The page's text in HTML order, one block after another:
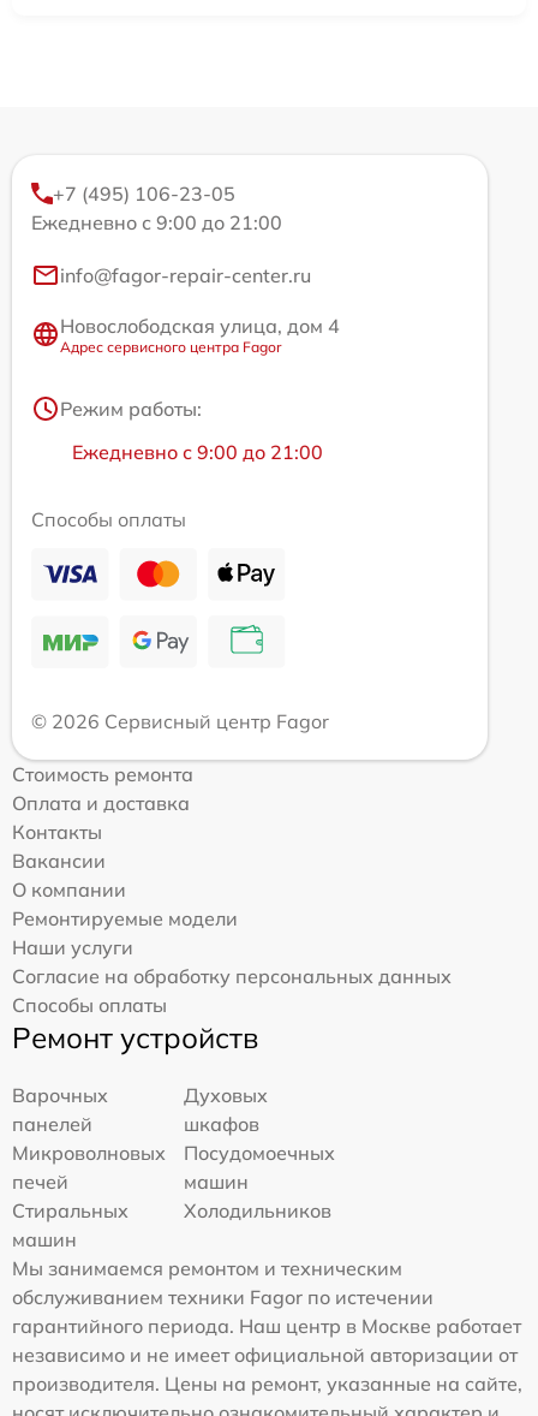
+7 (495) 106-23-05
Ежедневно с 9:00 до 21:00
info@fagor-repair-center.ru
Новослободская улица, дом 4
Адрес сервисного центра Fagor
Режим работы:
Ежедневно с 9:00 до 21:00
Способы оплаты
© 2026 Сервисный центр Fagor
Стоимость ремонта
Оплата и доставка
Контакты
Вакансии
О компании
Ремонтируемые модели
Наши услуги
Согласие на обработку персональных данных
Способы оплаты
Ремонт устройств
Варочных
панелей
Духовых
шкафов
Микроволновых
печей
Посудомоечных
машин
Стиральных
машин
Холодильников
Мы занимаемся ремонтом и техническим
обслуживанием техники Fagor по истечении
гарантийного периода. Наш центр в Москве работает
независимо и не имеет официальной авторизации от
производителя. Цены на ремонт, указанные на сайте,